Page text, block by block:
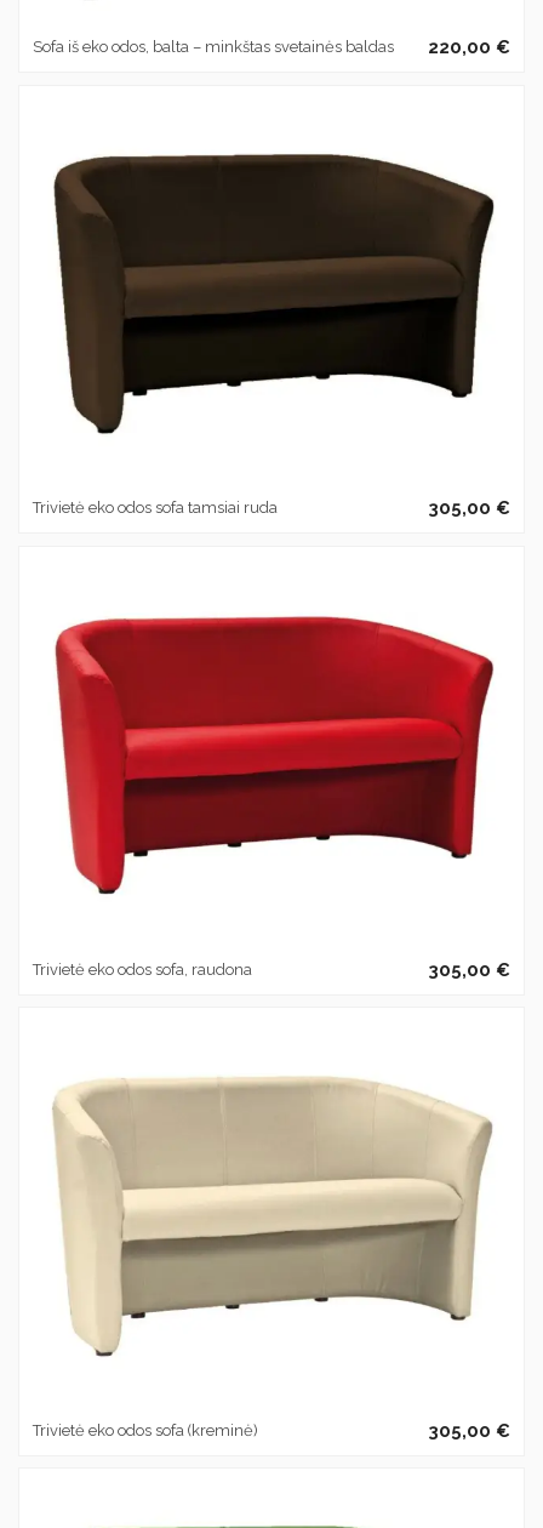
Sofa iš eko odos, balta – minkštas svetainės baldas 220,00 €
Trivietė eko odos sofa tamsiai ruda 305,00 €
Trivietė eko odos sofa, raudona 305,00 €
Trivietė eko odos sofa (kreminė) 305,00 €